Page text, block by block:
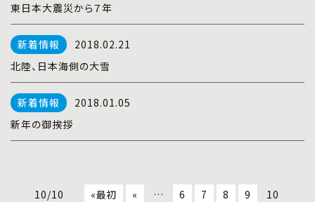
東日本大震災から７年
2018.02.21
北陸、日本海側の大雪
2018.01.05
新年の御挨拶
10/10 «最初 « … 6 7 8 9 10